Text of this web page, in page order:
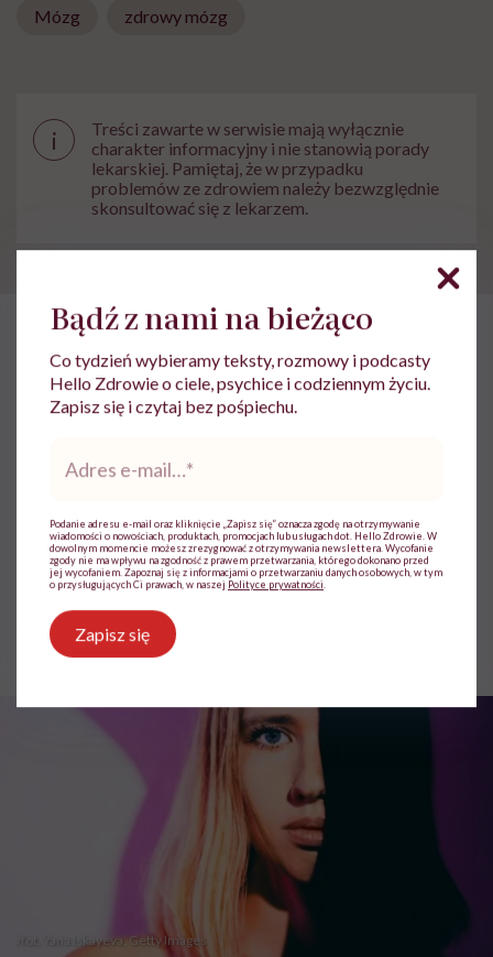
Mózg zdrowy mózg
i
Treści zawarte w serwisie mają wyłącznie
charakter informacyjny i nie stanowią porady
lekarskiej. Pamiętaj, że w przypadku
problemów ze zdrowiem należy bezwzględnie
skonsultować się z lekarzem.
HelloZdrowie › Zdrowie Psychiczne › Ekspertka ds. etyki AI
Ekspertka ds. etyki AI ostrzega:
inteligencji, tym mniej
samodzielnie z czasem będziesz
myśleć”
Agata Źrałko
Opublikowano:
Aktualizacja:
/fot. Yana Iskayeva, Getty Images
Bądź z nami na bieżąco
Co tydzień wybieramy teksty, rozmowy i podcasty
Hello Zdrowie o ciele, psychice i codziennym życiu.
Zapisz się i czytaj bez pośpiechu.
*
Podanie adresu e-mail oraz kliknięcie „Zapisz się” oznacza zgodę na otrzymywanie
wiadomości o nowościach, produktach, promocjach lub usługach dot. Hello Zdrowie. W
dowolnym momencie możesz zrezygnować z otrzymywania newslettera. Wycofanie
zgody nie ma wpływu na zgodność z prawem przetwarzania, którego dokonano przed
jej wycofaniem. Zapoznaj się z informacjami o przetwarzaniu danych osobowych, w tym
o przysługujących Ci prawach, w naszej Polityce prywatności
Zapisz się